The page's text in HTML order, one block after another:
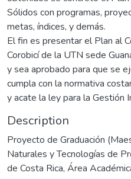
Sólidos con programas,
metas, índices, y demás.
El fin es presentar el Plan al
Corobicí de la UTN sede
y sea aprobado para que se
cumpla con la normativa
y acate la ley para la Gestión
Description
Proyecto de Graduación
Naturales y Tecnologías de
de Costa Rica, Área